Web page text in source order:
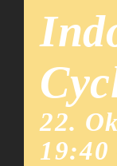
22.
19:40